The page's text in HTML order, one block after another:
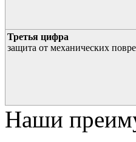
Третья цифра
защита от механических
Наши